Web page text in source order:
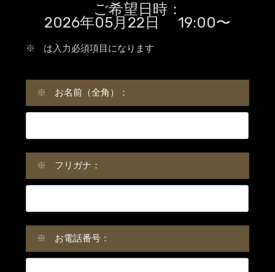
ご希望日時：
2026年05月22日 19:00〜
※ は入力必須項目になります
※ お名前（全角）：
※ フリガナ：
※ お電話番号：